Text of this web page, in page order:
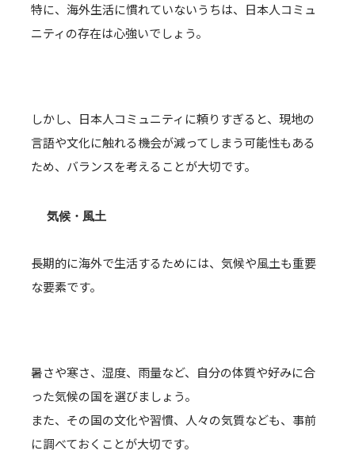
特に、海外生活に慣れていないうちは、日本人コミュ
ニティの存在は心強いでしょう。
しかし、日本人コミュニティに頼りすぎると、現地の
言語や文化に触れる機会が減ってしまう可能性もある
ため、バランスを考えることが大切です。
気候・風土
長期的に海外で生活するためには、気候や風土も重要
な要素です。
暑さや寒さ、湿度、雨量など、自分の体質や好みに合
った気候の国を選びましょう。
また、その国の文化や習慣、人々の気質なども、事前
に調べておくことが大切です。